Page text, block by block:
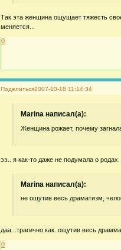
Так эта женщина ощущает тяжесть
меняется...
0
Поделиться2007-10-18 11:14:34
Marina написал(а):
Женщина рожает, почему
ээ.. я как-то даже не подумала о
Marina написал(а):
не ощутив весь драматизм,
даа...трагично как. ощутив весь
0